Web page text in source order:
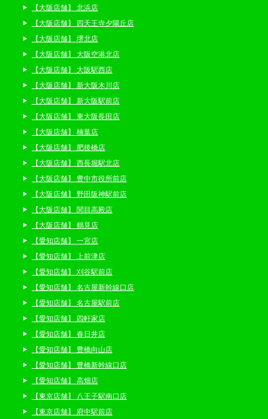
【大阪店舗】 北浜店
【大阪店舗】 四天王寺夕陽丘店
【大阪店舗】 堺北店
【大阪店舗】 大阪空港北店
【大阪店舗】 大阪駅西店
【大阪店舗】 新大阪木川店
【大阪店舗】 新大阪駅前店
【大阪店舗】 東大阪長田店
【大阪店舗】 楠葉店
【大阪店舗】 肥後橋店
【大阪店舗】 西長堀駅北店
【大阪店舗】 豊中市役所前店
【大阪店舗】 野田阪神駅前店
【大阪店舗】 関目高殿店
【大阪店舗】 鶴見店
【愛知店舗】 一宮店
【愛知店舗】 上前津店
【愛知店舗】 刈谷駅前店
【愛知店舗】 名古屋新幹線口店
【愛知店舗】 名古屋駅前店
【愛知店舗】 四軒家店
【愛知店舗】 春日井店
【愛知店舗】 豊橋向山店
【愛知店舗】 豊橋新幹線口店
【愛知店舗】 高畑店
【東京店舗】 八王子駅南口店
【東京店舗】 府中駅前店